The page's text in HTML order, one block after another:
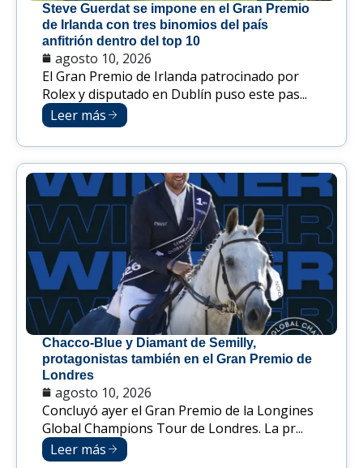
Steve Guerdat se impone en el Gran Premio
de Irlanda con tres binomios del país
anfitrión dentro del top 10
agosto 10, 2026
El Gran Premio de Irlanda patrocinado por
Rolex y disputado en Dublín puso este pas...
Leer más
Chacco-Blue y Diamant de Semilly,
protagonistas también en el Gran Premio de
Londres
agosto 10, 2026
Concluyó ayer el Gran Premio de la Longines
Global Champions Tour de Londres. La pr...
Leer más